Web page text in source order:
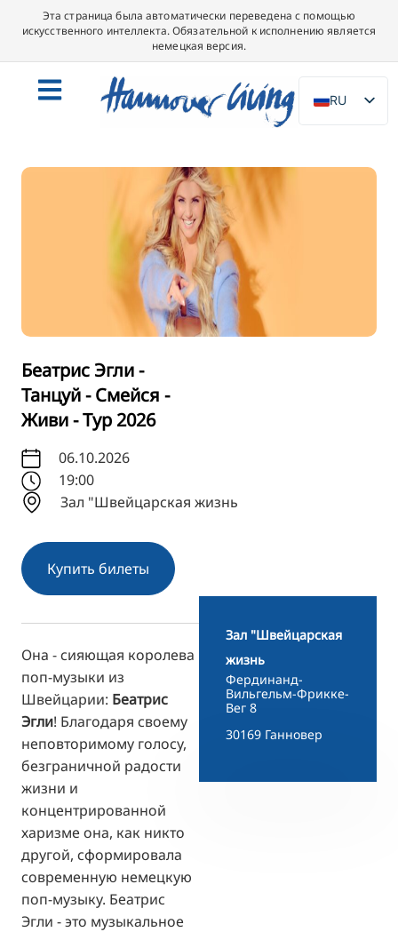
Эта страница была автоматически переведена с помощью
искусственного интеллекта. Обязательной к исполнению является
немецкая версия.
RU
DE
SV
BG
Беатрис Эгли -
Танцуй - Смейся -
Живи - Тур 2026
06.10.2026
19:00
Зал "Швейцарская жизнь
Купить билеты
Она - сияющая королева
поп-музыки из
Швейцарии: Беатрис
Эгли! Благодаря своему
неповторимому голосу,
безграничной радости
жизни и
концентрированной
харизме она, как никто
другой, сформировала
современную немецкую
поп-музыку. Беатрис
Эгли - это музыкальное
Зал "Швейцарская
жизнь
Фердинанд-
Вильгельм-Фрикке-
Вег 8
30169 Ганновер